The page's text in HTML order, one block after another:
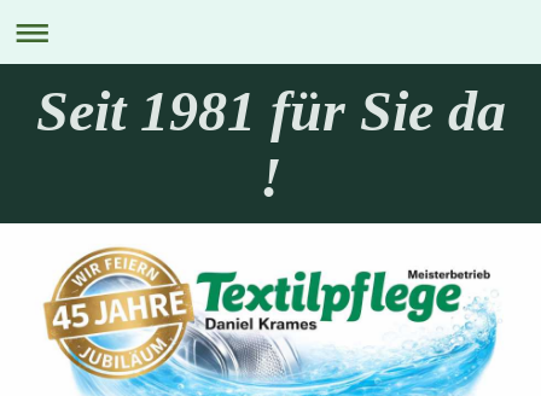
Seit 1981 für Sie da
!